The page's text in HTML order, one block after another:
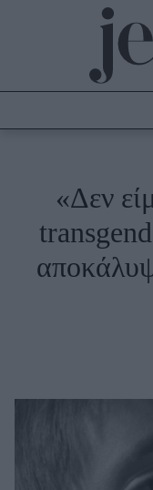
Culture
Fashion
Shopping
Styling Tips
Beauty -
Μαλλιά - Νύχια
«Δεν